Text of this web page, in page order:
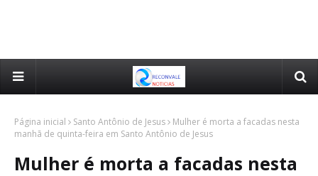
Página inicial Santo Antônio de Jesus
Mulher é morta a facadas nesta
manhã de quinta-feira em Santo Antônio de Jesus
Mulher é morta a facadas nesta